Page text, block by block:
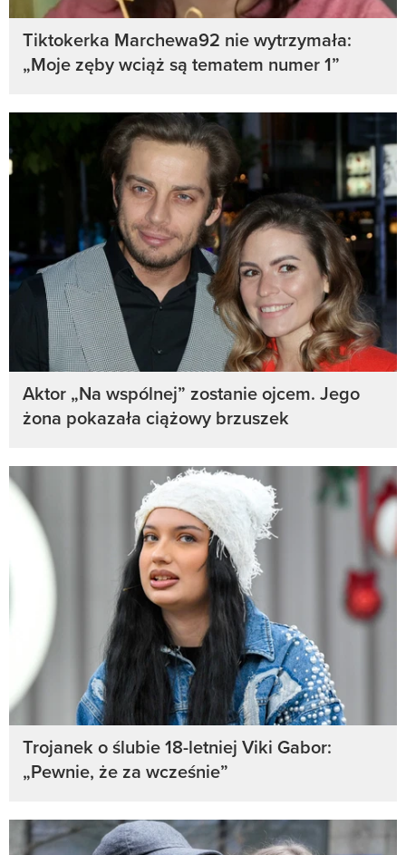
Tiktokerka Marchewa92 nie wytrzymała:
„Moje zęby wciąż są tematem numer 1”
Aktor „Na wspólnej” zostanie ojcem. Jego
żona pokazała ciążowy brzuszek
Trojanek o ślubie 18-letniej Viki Gabor:
„Pewnie, że za wcześnie”